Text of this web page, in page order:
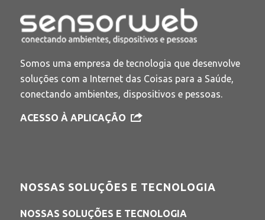
Somos uma empresa de tecnologia que desenvolve
soluções com a Internet das Coisas para a Saúde,
conectando ambientes, dispositivos e pessoas.
ACESSO À APLICAÇÃO
NOSSAS SOLUÇÕES E TECNOLOGIA
NOSSAS SOLUÇÕES E TECNOLOGIA